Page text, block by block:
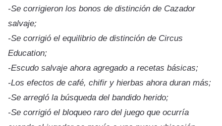
-Se corrigieron los bonos de distinción de Cazador
salvaje;
-Se corrigió el equilibrio de distinción de Circus
Education;
-Escudo salvaje ahora agregado a recetas básicas;
-Los efectos de café, chifir y hierbas ahora duran más;
-Se arregló la búsqueda del bandido herido;
-Se corrigió el bloqueo raro del juego que ocurría